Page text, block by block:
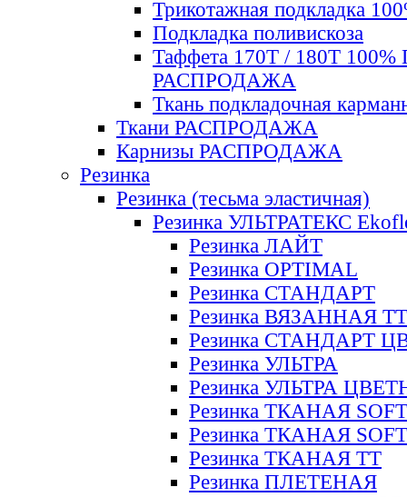
Трикотажная подкладка
Подкладка поливискоза
Таффета 170Т / 180Т 100%
РАСПРОДАЖА
Ткань подкладочная
Ткани РАСПРОДАЖА
Карнизы РАСПРОДАЖА
Резинка
Резинка (тесьма эластичная)
Резинка УЛЬТРАТЕКС
Резинка ЛАЙТ
Резинка OPTIMAL
Резинка СТАНДАРТ
Резинка ВЯЗАННАЯ ТТ
Резинка СТАНДАРТ
Резинка УЛЬТРА
Резинка УЛЬТРА
Резинка ТКАНАЯ SOFT
Резинка ТКАНАЯ
Резинка ТКАНАЯ ТТ
Резинка ПЛЕТЕНАЯ